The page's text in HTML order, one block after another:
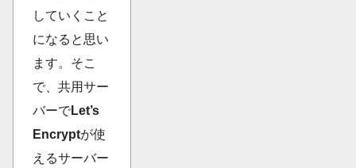
していくこと
になると思い
ます。そこ
で、共用サー
バーでLet’s
Encryptが使
えるサーバー